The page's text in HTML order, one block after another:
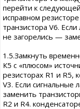
перейти к
исправном
транзистора V6.
не загорелись —
1.5.Замкнуть
К5 с «плюсом»
резисторах R1 и R5,
V3. Если сигнальные
заменить
R2 и R4.